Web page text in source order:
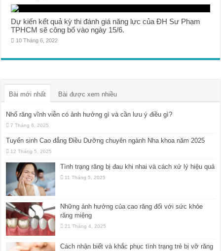
Dự kiến kết quả kỳ thi đánh giá năng lực của ĐH Sư Phạm
TPHCM sẽ công bố vào ngày 15/6.
10 Tháng 6, 2022
Bài mới nhất Bài được xem nhiều
Nhổ răng vĩnh viễn có ảnh hưởng gì và cần lưu ý điều gì?
7 Tháng 6, 2025
Tuyển sinh Cao đẳng Điều Dưỡng chuyên ngành Nha khoa năm 2025
12 Tháng 5, 2025
Tình trạng răng bị đau khi nhai và cách xử lý hiệu quả
11 Tháng 5, 2025
Những ảnh hưởng của cao răng đối với sức khỏe
răng miệng
21 Tháng 4, 2025
Cách nhận biết và khắc phục tình trạng trẻ bị vỡ răng